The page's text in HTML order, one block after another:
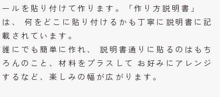
ールを貼り付けて作ります。「作り方説明書」
は、 何をどこに貼り付けるかも丁寧に説明書に記
載されています。
誰にでも簡単に作れ、 説明書通りに貼るのはもち
ろんのこと、材料をプラスして お好みにアレンジ
するなど、楽しみの幅が広がります。